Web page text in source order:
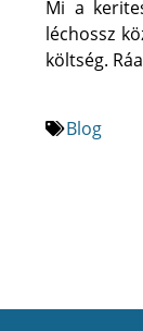
Mi a
léchossz
költség.
Blog